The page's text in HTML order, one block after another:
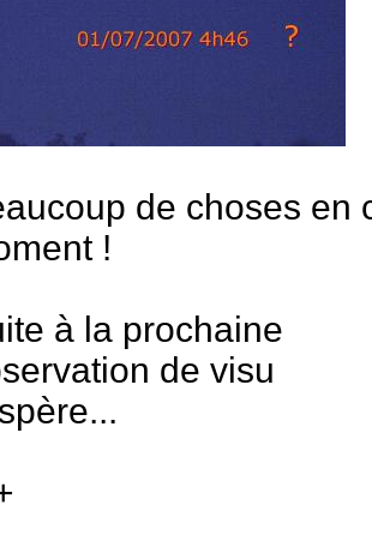
de choses en
!
à la prochaine
de visu